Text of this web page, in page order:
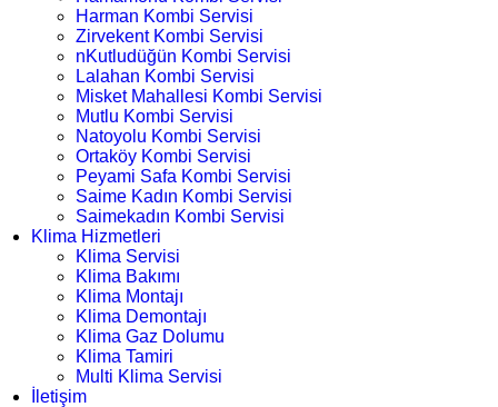
Harman Kombi Servisi
Zirvekent Kombi Servisi
nKutludüğün Kombi Servisi
Lalahan Kombi Servisi
Misket Mahallesi Kombi Servisi
Mutlu Kombi Servisi
Natoyolu Kombi Servisi
Ortaköy Kombi Servisi
Peyami Safa Kombi Servisi
Saime Kadın Kombi Servisi
Saimekadın Kombi Servisi
Klima Hizmetleri
Klima Servisi
Klima Bakımı
Klima Montajı
Klima Demontajı
Klima Gaz Dolumu
Klima Tamiri
Multi Klima Servisi
İletişim